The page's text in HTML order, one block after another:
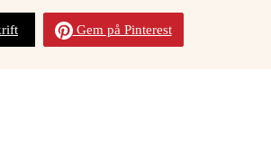
Gem på Pinterest